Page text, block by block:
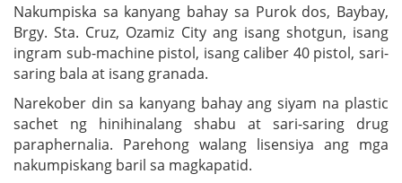
Nakumpiska sa kanyang bahay sa Purok dos, Baybay,
Brgy. Sta. Cruz, Ozamiz City ang isang shotgun, isang
ingram sub-machine pistol, isang caliber 40 pistol, sari-
saring bala at isang granada.
Narekober din sa kanyang bahay ang siyam na plastic
sachet ng hinihinalang shabu at sari-saring drug
paraphernalia. Parehong walang lisensiya ang mga
nakumpiskang baril sa magkapatid.